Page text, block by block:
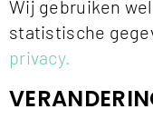
Wij gebruiken
statistische
privacy.